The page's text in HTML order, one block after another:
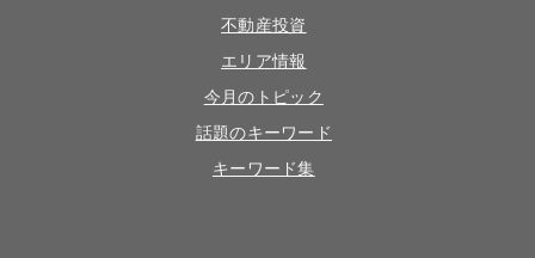
不動産投資
エリア情報
今月のトピック
話題のキーワード
キーワード集